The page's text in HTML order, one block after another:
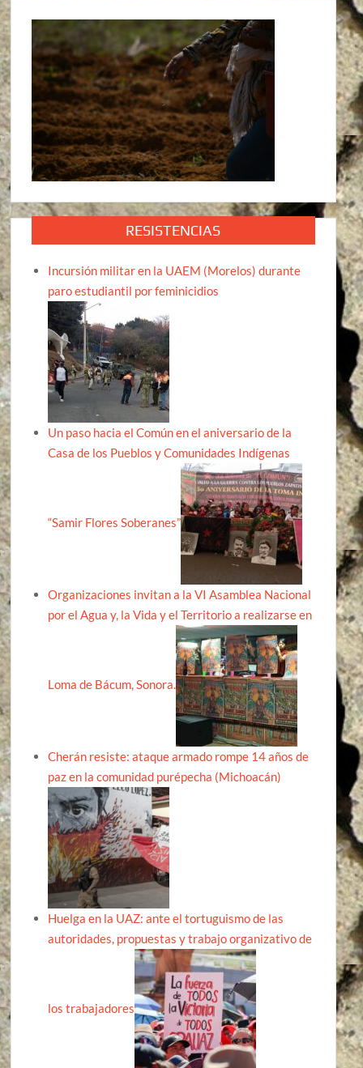
RESISTENCIAS
Incursión militar en la UAEM (Morelos) durante
paro estudiantil por feminicidios
Un paso hacia el Común en el aniversario de la
Casa de los Pueblos y Comunidades Indígenas
“Samir Flores Soberanes”
Organizaciones invitan a la VI Asamblea Nacional
por el Agua y, la Vida y el Territorio a realizarse en
Loma de Bácum, Sonora.
Cherán resiste: ataque armado rompe 14 años de
paz en la comunidad purépecha (Michoacán)
Huelga en la UAZ: ante el tortuguismo de las
autoridades, propuestas y trabajo organizativo de
los trabajadores